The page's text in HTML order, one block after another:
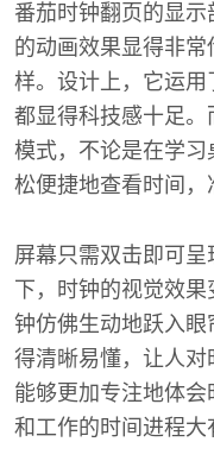
番茄时钟翻页的显
的动画效果显得非
样。设计上，它运
都显得科技感十足
模式，不论是在学
松便捷地查看时间，
屏幕只需双击即可
下，时钟的视觉效
钟仿佛生动地跃入
得清晰易懂，让人
能够更加专注地体
和工作的时间进程大